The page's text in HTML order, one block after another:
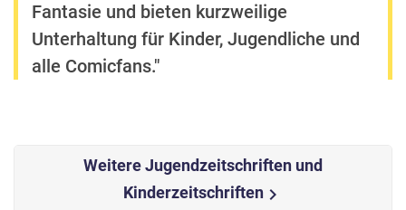
Fantasie und bieten kurzweilige
Unterhaltung für Kinder, Jugendliche und
alle Comicfans."
Weitere Jugendzeitschriften und
Kinderzeitschriftenchevron_right